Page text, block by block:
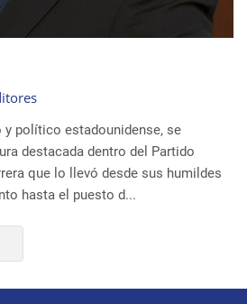
destacada dentro del Partido
que lo llevó desde sus humildes